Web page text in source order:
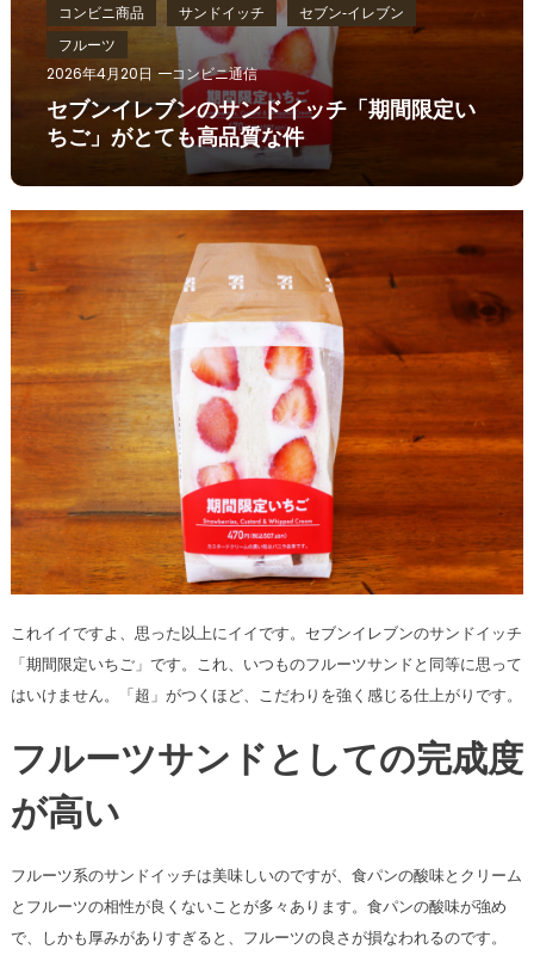
コンビニ商品
サンドイッチ
セブン‐イレブン
フルーツ
2026年4月20日
コンビニ通信
セブンイレブンのサンドイッチ「期間限定い
ちご」がとても高品質な件
これイイですよ、思った以上にイイです。セブンイレブンのサンドイッチ
「期間限定いちご」です。これ、いつものフルーツサンドと同等に思って
はいけません。「超」がつくほど、こだわりを強く感じる仕上がりです。
フルーツサンドとしての完成度
が高い
フルーツ系のサンドイッチは美味しいのですが、食パンの酸味とクリーム
とフルーツの相性が良くないことが多々あります。食パンの酸味が強め
で、しかも厚みがありすぎると、フルーツの良さが損なわれるのです。